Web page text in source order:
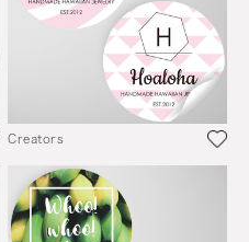
Creators